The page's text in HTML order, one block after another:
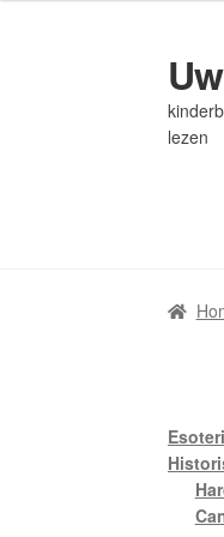
Ga
door
naar
Ga
naar
de
lezen